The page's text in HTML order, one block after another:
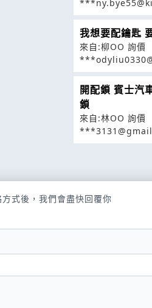
我想要配鑰匙
來自:柳OO 詢價
開配鎖 賓士汽
鎖
來自:林OO 詢價
式後，我們會盡快回覆你